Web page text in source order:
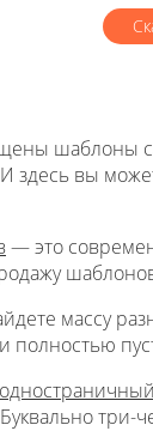
шаблоны
здесь вы
— это
массу
полностью
три-